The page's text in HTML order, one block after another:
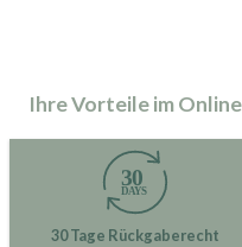
Ihre Vorteile im
30 Tage Rückgaberecht